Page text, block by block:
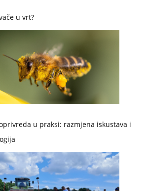
u vrt?
u praksi: razmjena iskustava i